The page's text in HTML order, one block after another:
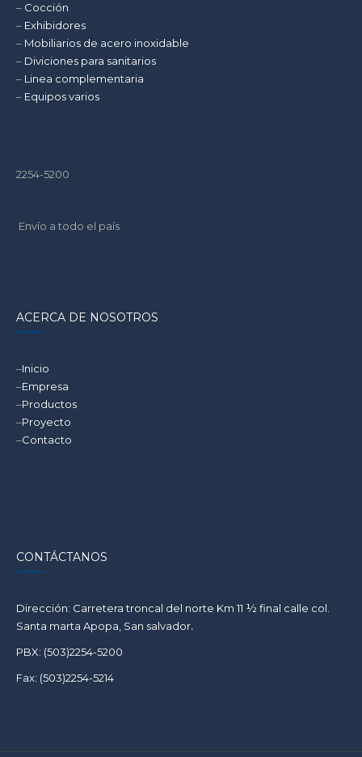
– Cocción
– Exhibidores
– Mobiliarios de acero inoxidable
– Diviciones para sanitarios
– Linea complementaria
– Equipos varios
2254-5200
Envío a todo el país
ACERCA DE NOSOTROS
–Inicio
–Empresa
–Productos
–Proyecto
–Contacto
CONTÁCTANOS
Dirección: Carretera troncal del norte Km 11 ½ final calle col.
Santa marta Apopa, San salvador.
PBX: (503)2254-5200
Fax: (503)2254-5214